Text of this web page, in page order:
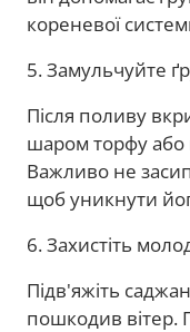
кореневої
5. Замульчуйте
Після поливу
шаром торфу
Важливо не
щоб уникнути
6. Захистіть
Підв'яжіть
пошкодив вітер.